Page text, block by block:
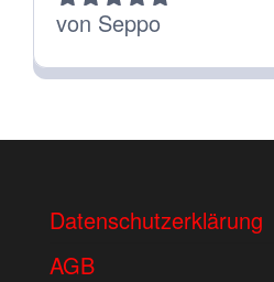
Bewertet
von Seppo
Datenschutzerklärung
AGB